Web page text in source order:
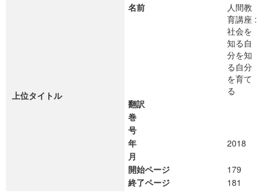
上位タイトル
名前
人間教
育講座 :
社会を
知る自
分を知
る自分
を育て
る
翻訳
巻
号
年
2018
月
開始ページ
179
終了ページ
181